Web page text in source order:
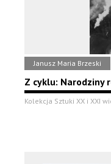
Janusz Maria Brzeski
Z cyklu: Narodziny
Kolekcja Sztuki XX i XXI